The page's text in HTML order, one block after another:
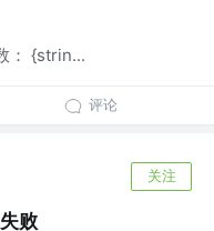
： {strin...
评论
关注
败